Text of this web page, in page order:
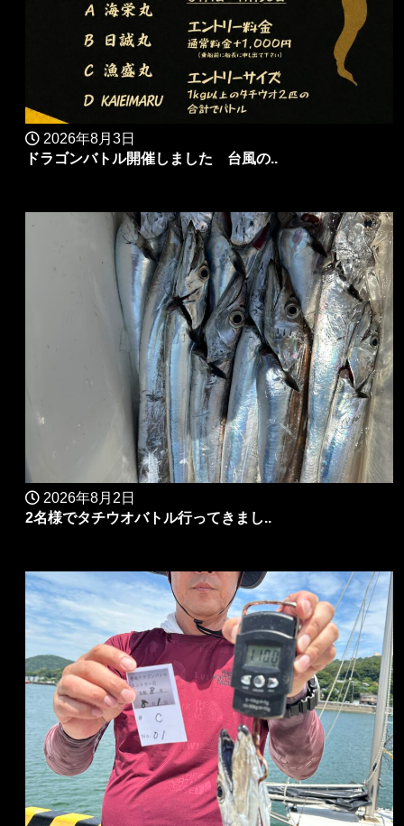
2026年8月3日
ドラゴンバトル開催しました 台風の..
2026年8月2日
2名様でタチウオバトル行ってきまし..